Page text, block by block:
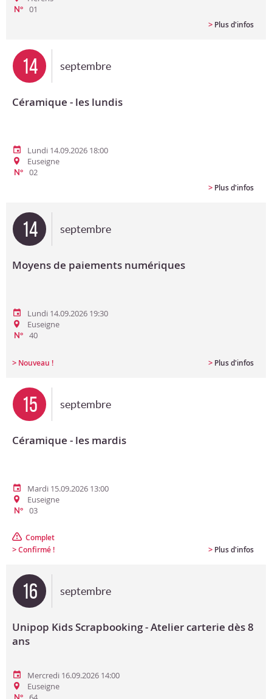
N°
01
> Plus d'infos
14 septembre
Céramique - les lundis
Lundi 14.09.2026 18:00
Euseigne
N°
02
> Plus d'infos
14 septembre
Moyens de paiements numériques
Lundi 14.09.2026 19:30
Euseigne
N° 40
> Nouveau ! > Plus d'infos
15 septembre
Céramique - les mardis
Mardi 15.09.2026 13:00
Euseigne
N° 03
Complet
>Confirmé ! > Plus d'infos
16 septembre
Unipop Kids Scrapbooking - Atelier carterie dès 8
ans
Mercredi 16.09.2026 14:00
Euseigne